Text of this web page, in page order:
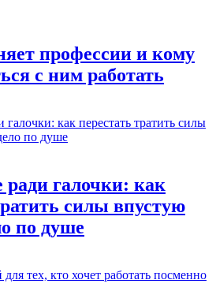
профессии и кому
с ним работать
ради галочки: как
силы впустую
по душе